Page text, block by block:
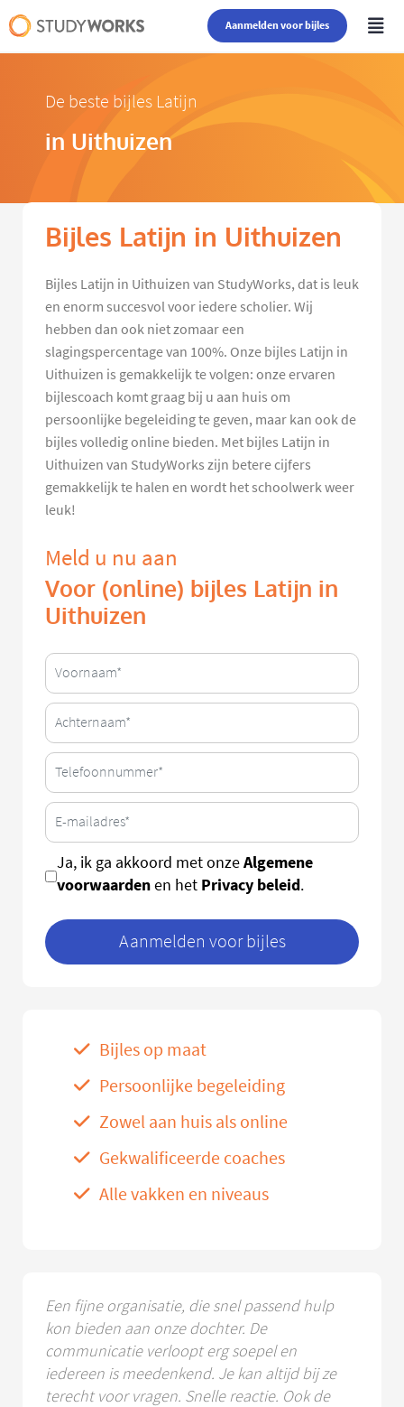
Aanmelden voor bijles
De beste bijles Latijn
in Uithuizen
Bijles Latijn in Uithuizen
Bijles Latijn in Uithuizen van StudyWorks, dat is leuk
en enorm succesvol voor iedere scholier. Wij
hebben dan ook niet zomaar een
slagingspercentage van 100%. Onze bijles Latijn in
Uithuizen is gemakkelijk te volgen: onze ervaren
bijlescoach komt graag bij u aan huis om
persoonlijke begeleiding te geven, maar kan ook de
bijles volledig online bieden. Met bijles Latijn in
Uithuizen van StudyWorks zijn betere cijfers
gemakkelijk te halen en wordt het schoolwerk weer
leuk!
Meld u nu aan
Voor (online) bijles Latijn in
Uithuizen
Ja, ik ga akkoord met onzeAlgemene
voorwaardenen het Privacy beleid.
Aanmelden voor bijles
Bijles op maat
Persoonlijke begeleiding
Zowel aan huis als online
Gekwalificeerde coaches
Alle vakken en niveaus
Een fijne organisatie, die snel passend hulp
kon bieden aan onze dochter. De
communicatie verloopt erg soepel en
iedereen is meedenkend. Je kan altijd bij ze
terecht voor vragen. Snelle reactie. Ook de